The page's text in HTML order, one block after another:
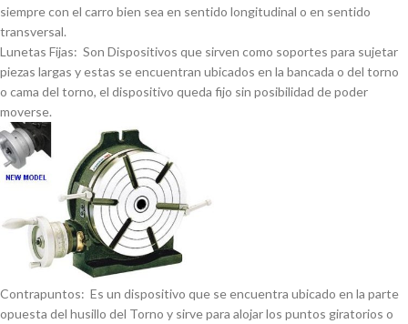
siempre con el carro bien sea en sentido longitudinal o en sentido
transversal.
Lunetas Fijas: Son Dispositivos que sirven como soportes para sujetar
piezas largas y estas se encuentran ubicados en la bancada o del torno
o cama del torno, el dispositivo queda fijo sin posibilidad de poder
moverse.
Contrapuntos: Es un dispositivo que se encuentra ubicado en la parte
opuesta del husillo del Torno y sirve para alojar los puntos giratorios o